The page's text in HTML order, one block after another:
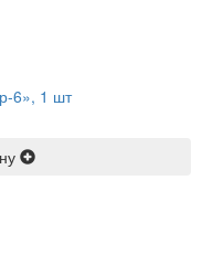
6», 1 шт